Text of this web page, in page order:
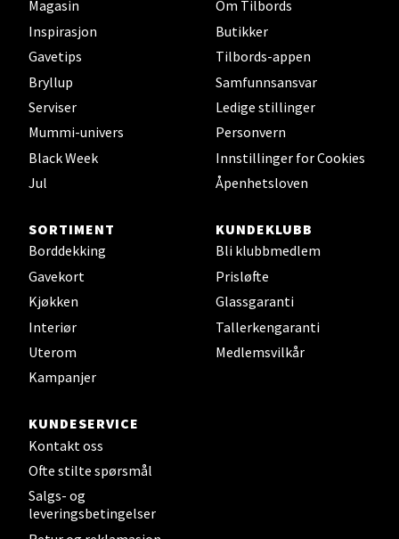
Magasin
Inspirasjon
Gavetips
Bryllup
Serviser
Mummi-univers
Black Week
Jul
Om Tilbords
Butikker
Tilbords-appen
Samfunnsansvar
Ledige stillinger
Personvern
Innstillinger for Cookies
Åpenhetsloven
SORTIMENT
Borddekking
Gavekort
Kjøkken
Interiør
Uterom
Kampanjer
KUNDEKLUBB
Bli klubbmedlem
Prisløfte
Glassgaranti
Tallerkengaranti
Medlemsvilkår
KUNDESERVICE
Kontakt oss
Ofte stilte spørsmål
Salgs- og
leveringsbetingelser
Laguneveien 1, 5239 Bergen
Åpent i dag 10-21
Velg
Lillemarkens markensgate 25B, 4611
Kristiansand
Åpent i dag 09-18
Velg
Oslo - Linderud
Erich Mogensøns vei 38, 0594 Oslo
Åpent i dag 10-21